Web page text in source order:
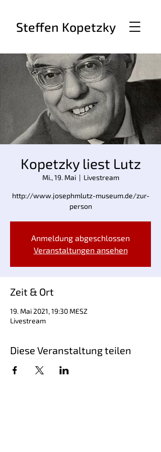
Steffen Kopetzky
Kopetzky liest Lutz
Mi., 19. Mai
  |
Livestream
http://www.josephmlutz-museum.de/zur-
person
Anmeldung abgeschlossen
Veranstaltungen ansehen
Zeit & Ort
19. Mai 2021, 19:30 MESZ
Livestream
Diese Veranstaltung teilen